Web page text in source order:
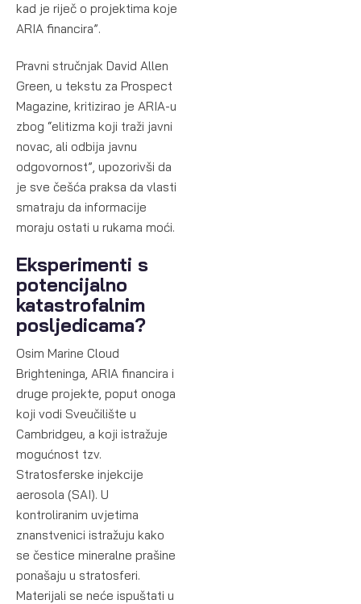
kad je riječ o projektima koje
ARIA financira”.
Pravni stručnjak David Allen
Green, u tekstu za Prospect
Magazine, kritizirao je ARIA-u
zbog “elitizma koji traži javni
novac, ali odbija javnu
odgovornost”, upozorivši da
je sve češća praksa da vlasti
smatraju da informacije
moraju ostati u rukama moći.
Eksperimenti s
potencijalno
katastrofalnim
posljedicama?
Osim Marine Cloud
Brighteninga, ARIA financira i
druge projekte, poput onoga
koji vodi Sveučilište u
Cambridgeu, a koji istražuje
mogućnost tzv.
Stratosferske injekcije
aerosola (SAI). U
kontroliranim uvjetima
znanstvenici istražuju kako
se čestice mineralne prašine
ponašaju u stratosferi.
Materijali se neće ispuštati u